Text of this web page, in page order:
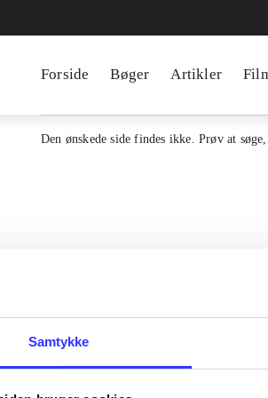
Samtykke
Forside Bøger Artikler
Den ønskede side findes ikke. Prøv at
Bibliotek.dk er en samlet indgang til alle